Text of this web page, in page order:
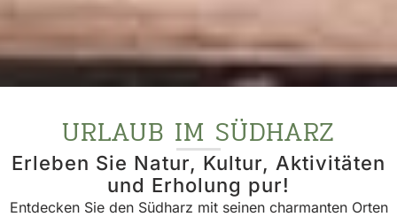
URLAUB IM SÜDHARZ
Erleben Sie Natur, Kultur, Aktivitäten
und Erholung pur!
Entdecken Sie den Südharz mit seinen charmanten Orten